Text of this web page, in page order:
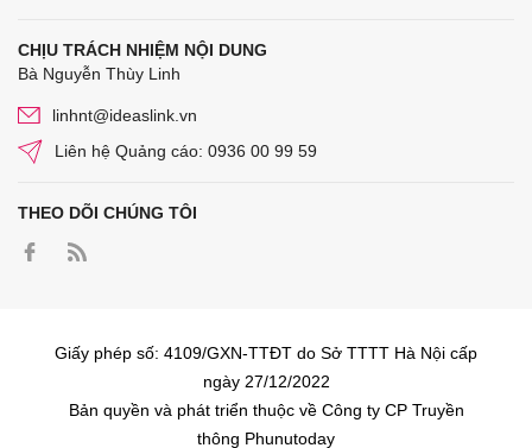
CHỊU TRÁCH NHIỆM NỘI DUNG
Bà Nguyễn Thùy Linh
linhnt@ideaslink.vn
Liên hệ Quảng cáo: 0936 00 99 59
THEO DÕI CHÚNG TÔI
Giấy phép số: 4109/GXN-TTĐT do Sở TTTT Hà Nội cấp
ngày 27/12/2022
Bản quyền và phát triển thuộc về Công ty CP Truyền
thông Phunutoday